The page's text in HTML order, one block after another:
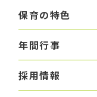
保育の特色
年間行事
採用情報